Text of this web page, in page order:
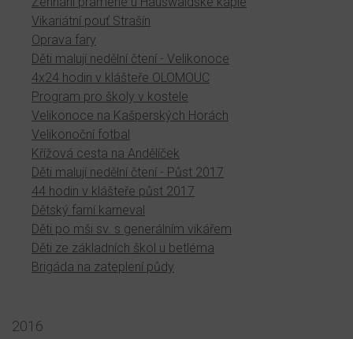
Vikariátní pouť Strašín
Oprava fary
Děti malují nedělní čtení - Velikonoce
4x24 hodin v klášteře OLOMOUC
Program pro školy v kostele
Velikonoce na Kašperských Horách
Velikonoční fotbal
Křížová cesta na Andělíček
Děti malují nedělní čtení - Půst 2017
44 hodin v klášteře půst 2017
Dětský farní karneval
Děti po mši sv. s generálním vikářem
Děti ze základních škol u betléma
Brigáda na zateplení půdy
2016